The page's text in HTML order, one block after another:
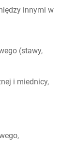
innymi w
(stawy,
i miednicy,